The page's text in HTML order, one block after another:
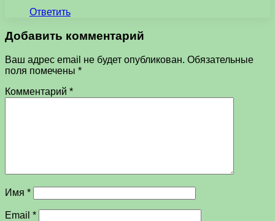
Ответить
Добавить комментарий
Ваш адрес email не будет опубликован. Обязательные
поля помечены *
Комментарий *
Имя *
Email *